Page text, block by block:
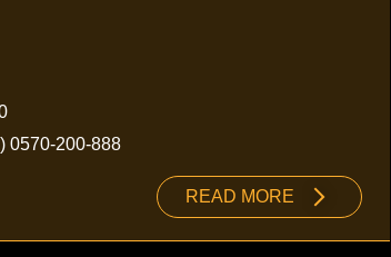
0570-200-888
READ MORE